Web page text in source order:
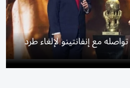
مع إنفانتينو لإلغاء طرد